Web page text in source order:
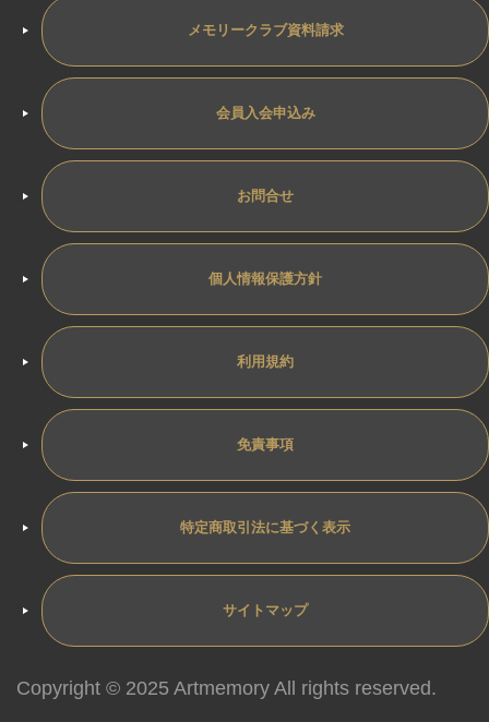
メモリークラブ資料請求
会員入会申込み
お問合せ
個人情報保護方針
利用規約
免責事項
特定商取引法に基づく表示
サイトマップ
Copyright © 2025 Artmemory All rights reserved.